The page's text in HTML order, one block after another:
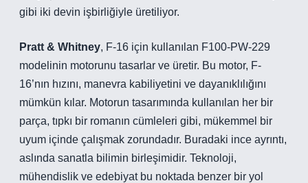
gibi iki devin işbirliğiyle üretiliyor.
Pratt & Whitney, F-16 için kullanılan F100-PW-229
modelinin motorunu tasarlar ve üretir. Bu motor, F-
16’nın hızını, manevra kabiliyetini ve dayanıklılığını
mümkün kılar. Motorun tasarımında kullanılan her bir
parça, tıpkı bir romanın cümleleri gibi, mükemmel bir
uyum içinde çalışmak zorundadır. Buradaki ince ayrıntı,
aslında sanatla bilimin birleşimidir. Teknoloji,
mühendislik ve edebiyat bu noktada benzer bir yol